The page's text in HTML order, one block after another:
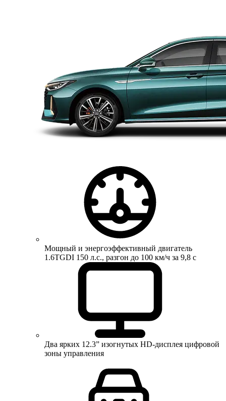
Мощный и энергоэффективный двигатель
1.6TGDI 150 л.с., разгон до 100 км/ч за 9,8 с
Два ярких 12.3” изогнутых HD-дисплея цифровой
зоны управления